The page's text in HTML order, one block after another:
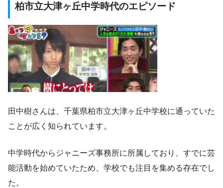
柏市立大津ヶ丘中学時代のエピソード
田中樹さんは、千葉県柏市立大津ヶ丘中学校に通っていた
ことが広く知られています。
中学時代からジャニーズ事務所に所属しており、すでに芸
能活動を始めていたため、学校でも注目を集める存在でし
た。